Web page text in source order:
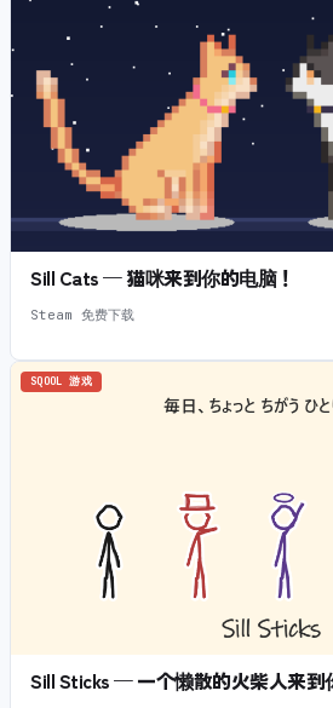
Sill Cats — 猫咪来到你的电脑！
Steam 免费下载
SQOOL 游戏
Sill Sticks — 一个懒散的火柴人来到